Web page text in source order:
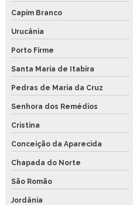
Capim Branco
Urucânia
Porto Firme
Santa Maria de Itabira
Pedras de Maria da Cruz
Senhora dos Remédios
Cristina
Conceição da Aparecida
Chapada do Norte
São Romão
Jordânia